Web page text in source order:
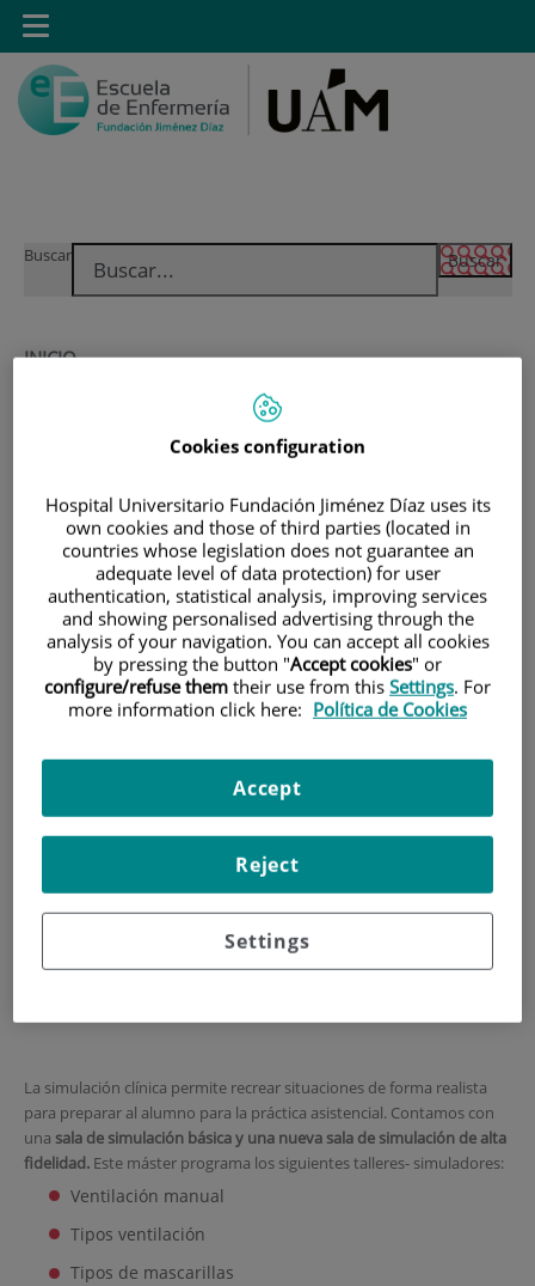
Saltar al contenido
SaltarBuscar
Toggle
navigation
INICIO
MÁSTER PROPIO POR LA UAM EN CUIDADOS
AVANZADOS DEL PACIENTE EN ANESTESIA,
REANIMACIÓN Y TRATAMIENTO DEL DOLOR
Seminarios y talleres
prácticos
La simulación clínica permite recrear situaciones de forma realista
para preparar al alumno para la práctica asistencial. Contamos con
una sala de simulación básica y una nueva sala de simulación de alta
fidelidad.Este máster programa los siguientes talleres- simuladores:
Ventilación manual
Tipos ventilación
Tipos de mascarillas
Cookies configuration
Hospital Universitario Fundación Jiménez Díaz uses its
own cookies and those of third parties (located in
countries whose legislation does not guarantee an
adequate level of data protection) for user
authentication, statistical analysis, improving services
and showing personalised advertising through the
analysis of your navigation. You can accept all cookies
by pressing the button "Accept cookies" or
configure/refuse them their use from this Settings. For
more information click here: Política de Cookies
Settings
Reject
Accept